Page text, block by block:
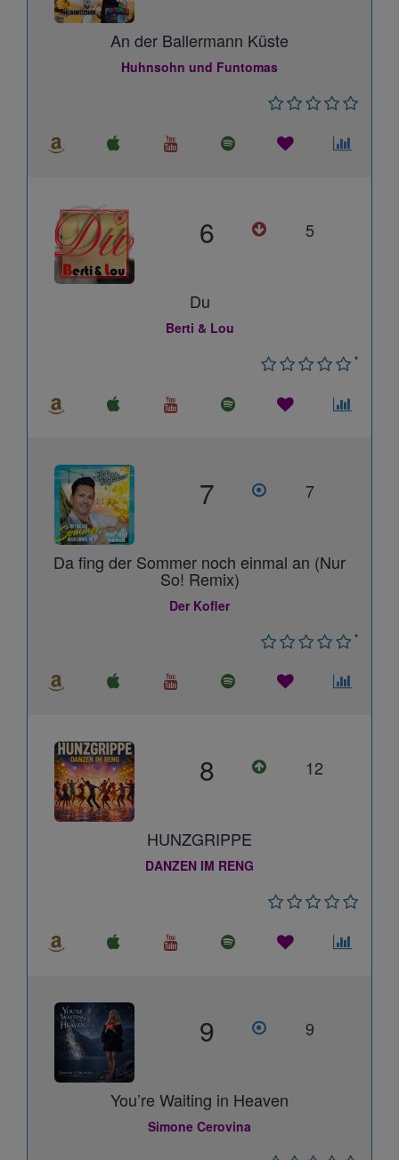
An der Ballermann Küste
Huhnsohn und Funtomas
6 5
Du
Berti & Lou
*
7 7
Da fing der Sommer noch einmal an (Nur
So! Remix)
Der Kofler
*
8 12
HUNZGRIPPE
DANZEN IM RENG
9 9
You’re Waiting in Heaven
Simone Cerovina